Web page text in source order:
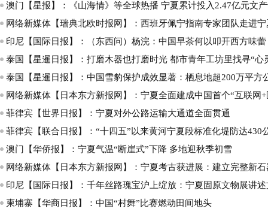
澳门【星报】：《山海情》等全球热播 宁夏累计投入2.47亿元文
网络新媒体【瑞典北欧时报网】：西班牙佩宁指南专家团队走进
印尼【国际日报】：（东西问）杨浣：中国早茶何以叩开西方味蕾
泰国【星暹日报】：打磨木器也打磨时光 都市青年工坊里找寻“心
泰国【星暹日报】：中国雪豹保护成效显著：栖息地超200万平方
网络新媒体【日本东方新报网】：宁夏全面建成中国首个“互联网
菲律宾【世界日报】：宁夏对外公路运输大通道全面贯通
菲律宾【联合日报】：“十四五”以来黄河宁夏段标准化堤防达430
澳门【华侨报】：宁夏气温“断崖式”下降 多地迎秋季初雪
网络新媒体【日本东方新报网】：宁夏考古获进展：建立完整新
印尼【国际日报】：千年丝路瑰宝沪上绽放：宁夏固原文物展讲
柬埔寨【华商日报】：中国“村舞”比赛燃动田间地头